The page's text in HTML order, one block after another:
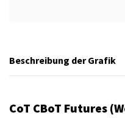
Beschreibung der Grafik
CoT CBoT Futures